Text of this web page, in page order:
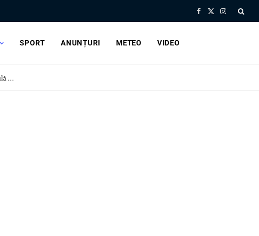
Facebook
X
Instagram
SPORT ANUNȚURI METEO VIDEO
DÂMBOVIȚA, SUB DOUĂ AVERTIZĂRI METEOROLOGICE! Caniculă dar și vijelii și ploi torențiale